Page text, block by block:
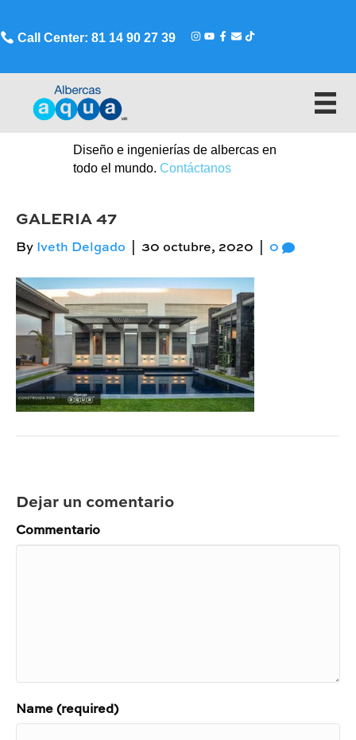
Call Center: 81 14 90 27 39
Diseño e ingenierías de albercas en
todo el mundo. Contáctanos
GALERIA 47
By Iveth Delgado 30 octubre, 2020 0
Dejar un comentario
Commentario
Name (required)